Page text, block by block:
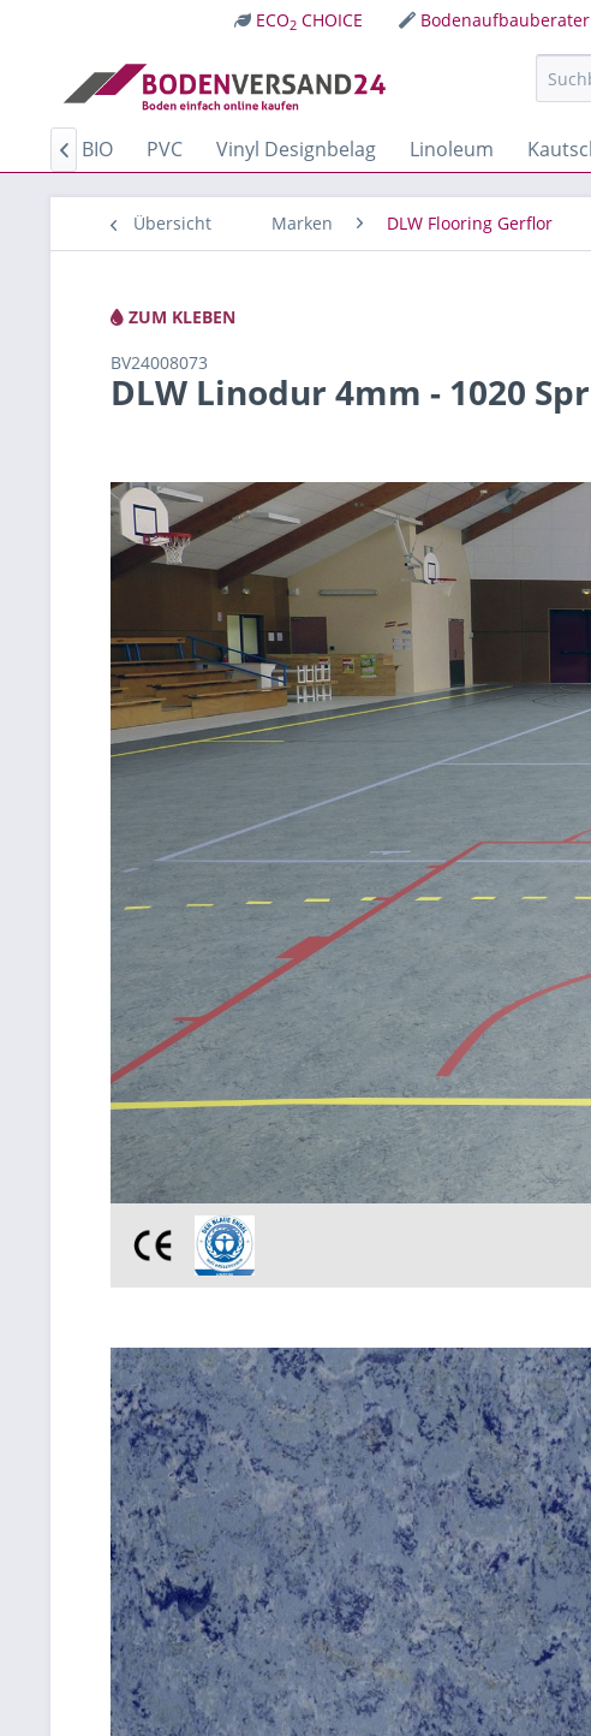
ECO2 CHOICE Bodenaufbauberater
BIO PVC Vinyl Designbelag Linoleum

Übersicht Marken DLW Flooring Gerflor
ZUM KLEBEN
BV24008073
DLW Linodur 4mm - 1020